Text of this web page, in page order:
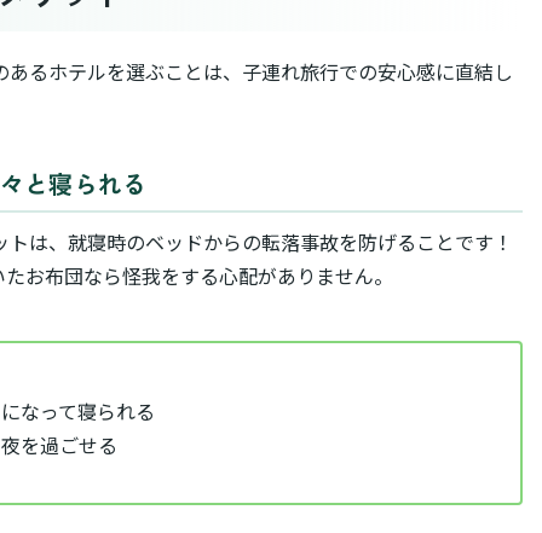
るホテルを選ぶことは、子連れ旅行での安心感に直結し
と寝られる
は、就寝時のベッドからの転落事故を防げることです！
お布団なら怪我をする心配がありません。
なって寝られる
を過ごせる